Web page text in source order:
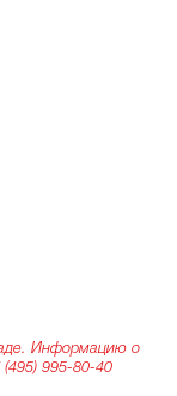
Информацию о
(495) 995-80-40